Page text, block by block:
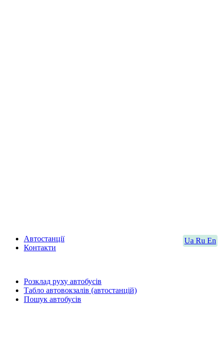
Ua Ru En
Автостанції
Контакти
Розклад руху автобусів
Табло автовокзалів (автостанцій)
Пошук автобусів